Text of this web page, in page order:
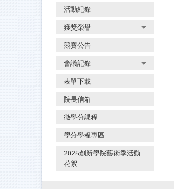
活動紀錄
獲獎榮譽
競賽公告
會議記錄
表單下載
院長信箱
微學分課程
學分學程專區
2025創新學院藝術季活動
花絮